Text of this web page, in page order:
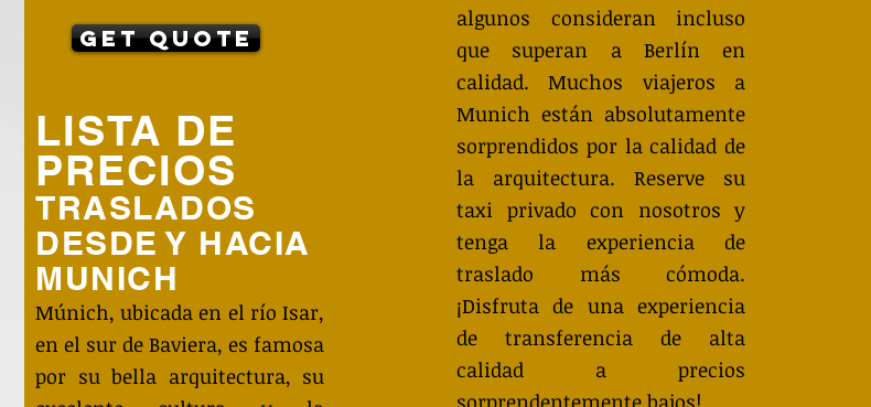
Get Quote
LISTA DE
PRECIOS
TRASLADOS
DESDE Y HACIA
MUNICH
Múnich, ubicada en el río Isar,
en el sur de Baviera, es famosa
por su bella arquitectura, su
algunos consideran incluso
que superan a Berlín en
calidad. Muchos viajeros a
Munich están absolutamente
sorprendidos por la calidad de
la arquitectura. Reserve su
taxi privado con nosotros y
tenga la experiencia de
traslado más cómoda.
¡Disfruta de una experiencia
de transferencia de alta
calidad a precios
sorprendentemente bajos!